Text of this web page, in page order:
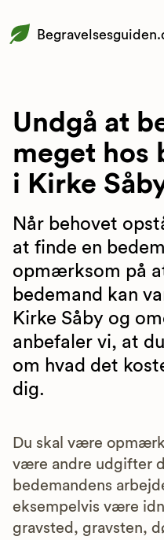
Undgå at
meget hos
i Kirke
Når behovet
at finde en
opmærksom på
bedemand kan
Kirke Såby og
anbefaler vi, at
om hvad det
dig.
Du skal være
være andre udgifter
bedemandens
eksempelvis være
gravsted, gravsten,